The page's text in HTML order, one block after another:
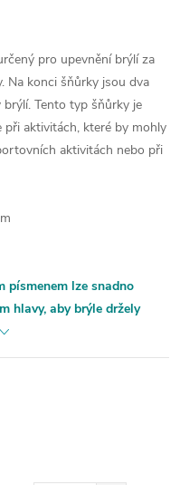
pro upevnění brýlí za
Na konci šňůrky jsou dva
Tento typ šňůrky je
aktivitách, které by mohly
aktivitách nebo při
písmenem lze snadno
hlavy, aby brýle držely